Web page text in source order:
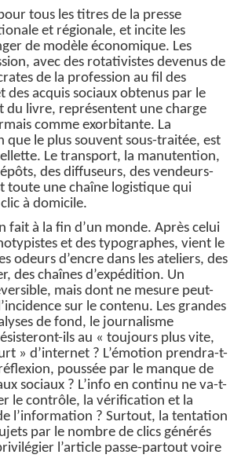
tous les titres de la presse
et régionale, et incite les
de modèle économique. Les
avec des rotativistes devenus de
de la profession au fil des
des acquis sociaux obtenus par le
du livre, représentent une charge
comme exorbitante. La
le plus souvent sous-traitée, est
Le transport, la manutention,
des diffuseurs, des vendeurs-
toute une chaîne logistique qui
à domicile.
fait à la fin d’un monde. Après celui
et des typographes, vient le
odeurs d’encre dans les ateliers, des
des chaînes d’expédition. Un
mais dont ne mesure peut-
sur le contenu. Les grandes
de fond, le journalisme
ils au « toujours plus vite,
» d’internet ? L’émotion prendra-t-
poussée par le manque de
sociaux ? L’info en continu ne va-t-
le contrôle, la vérification et la
l’information ? Surtout, la tentation
par le nombre de clics générés
l’article passe-partout voire